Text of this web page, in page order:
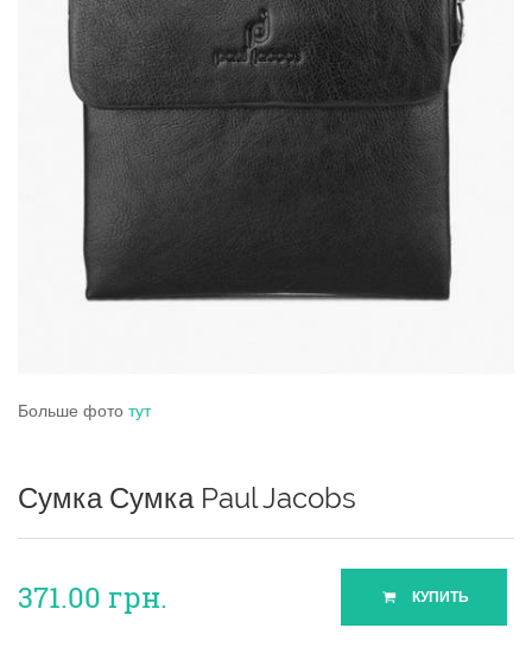
Больше фото тут
Сумка Сумка Paul Jacobs
371.00 грн. КУПИТЬ